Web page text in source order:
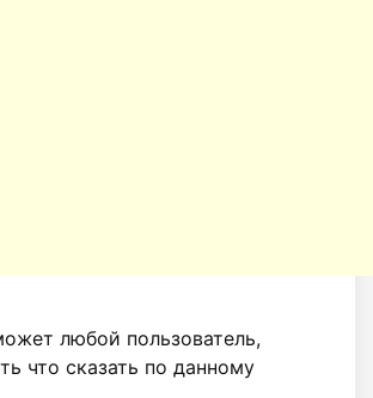
любой пользователь,
что сказать по данному